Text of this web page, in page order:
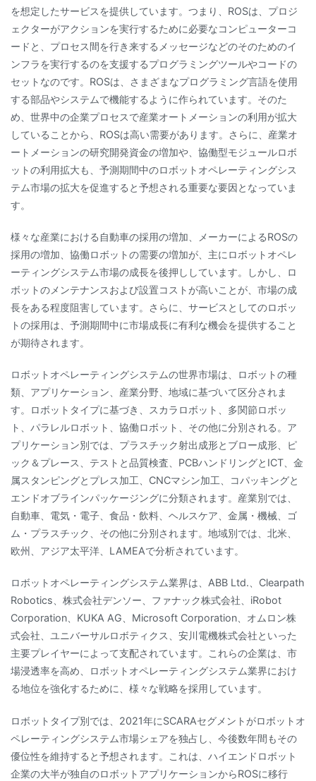
を想定したサービスを提供しています。つまり、ROSは、プロジ
ェクターがアクションを実行するために必要なコンピューターコ
ードと、プロセス間を行き来するメッセージなどのそのためのイ
ンフラを実行するのを支援するプログラミングツールやコードの
セットなのです。ROSは、さまざまなプログラミング言語を使用
する部品やシステムで機能するように作られています。そのた
め、世界中の企業プロセスで産業オートメーションの利用が拡大
していることから、ROSは高い需要があります。さらに、産業オ
ートメーションの研究開発資金の増加や、協働型モジュールロボ
ットの利用拡大も、予測期間中のロボットオペレーティングシス
テム市場の拡大を促進すると予想される重要な要因となっていま
す。
様々な産業における自動車の採用の増加、メーカーによるROSの
採用の増加、協働ロボットの需要の増加が、主にロボットオペレ
ーティングシステム市場の成長を後押ししています。しかし、ロ
ボットのメンテナンスおよび設置コストが高いことが、市場の成
長をある程度阻害しています。さらに、サービスとしてのロボッ
トの採用は、予測期間中に市場成長に有利な機会を提供すること
が期待されます。
ロボットオペレーティングシステムの世界市場は、ロボットの種
類、アプリケーション、産業分野、地域に基づいて区分されま
す。ロボットタイプに基づき、スカラロボット、多関節ロボッ
ト、パラレルロボット、協働ロボット、その他に分別される。ア
プリケーション別では、プラスチック射出成形とブロー成形、ピ
ック＆プレース、テストと品質検査、PCBハンドリングとICT、金
属スタンピングとプレス加工、CNCマシン加工、コパッキングと
エンドオブラインパッケージングに分類されます。産業別では、
自動車、電気・電子、食品・飲料、ヘルスケア、金属・機械、ゴ
ム・プラスチック、その他に分別されます。地域別では、北米、
欧州、アジア太平洋、LAMEAで分析されています。
ロボットオペレーティングシステム業界は、ABB Ltd.、Clearpath
Robotics、株式会社デンソー、ファナック株式会社、iRobot
Corporation、KUKA AG、Microsoft Corporation、オムロン株
式会社、ユニバーサルロボティクス、安川電機株式会社といった
主要プレイヤーによって支配されています。これらの企業は、市
場浸透率を高め、ロボットオペレーティングシステム業界におけ
る地位を強化するために、様々な戦略を採用しています。
ロボットタイプ別では、2021年にSCARAセグメントがロボットオ
ペレーティングシステム市場シェアを独占し、今後数年間もその
優位性を維持すると予想されます。これは、ハイエンドロボット
企業の大半が独自のロボットアプリケーションからROSに移行